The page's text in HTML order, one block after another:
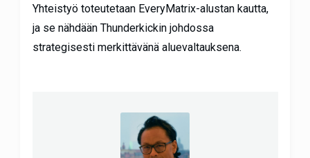
Yhteistyö toteutetaan EveryMatrix-alustan kautta,
ja se nähdään Thunderkickin johdossa
strategisesti merkittävänä aluevaltauksena.